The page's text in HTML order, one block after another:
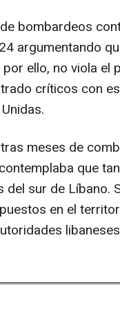
bombardeos
argumentando
ello, no viola el
críticos con
meses de
que
sur de Líbano.
en el